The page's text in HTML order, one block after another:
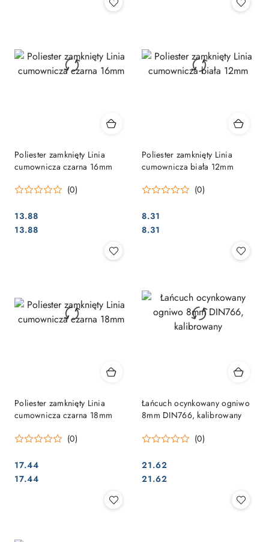
Poliester zamknięty Linia
cumownicza czarna 16mm
(0)
Cena:
13.88
Cena:
13.88
Poliester zamknięty Linia
cumownicza biała 12mm
(0)
Cena:
8.31
Cena:
8.31
Poliester zamknięty Linia
cumownicza czarna 18mm
(0)
Cena:
17.44
Cena:
17.44
Łańcuch ocynkowany ogniwo
8mm DIN766, kalibrowany
(0)
Cena:
21.62
Cena:
21.62